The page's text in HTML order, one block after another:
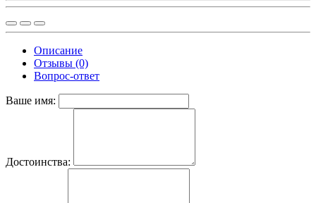
Описание
Отзывы (0)
Вопрос-ответ
Ваше имя:
Достоинства: